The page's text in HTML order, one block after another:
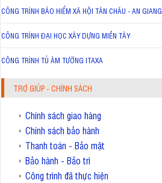
CÔNG TRÌNH BẢO HIỂM XÃ HỘI TÂN CHÂU - AN GIANG
CÔNG TRÌNH ĐẠI HỌC XÂY DỰNG MIỀN TÂY
CÔNG TRÌNH TỦ ÂM TƯỜNG ITAXA
TRỢ GIÚP - CHÍNH SÁCH
Chính sách giao hàng
Chính sách bảo hành
Thanh toán - Bảo mật
Bảo hành - Bảo trì
Công trình đã thực hiện